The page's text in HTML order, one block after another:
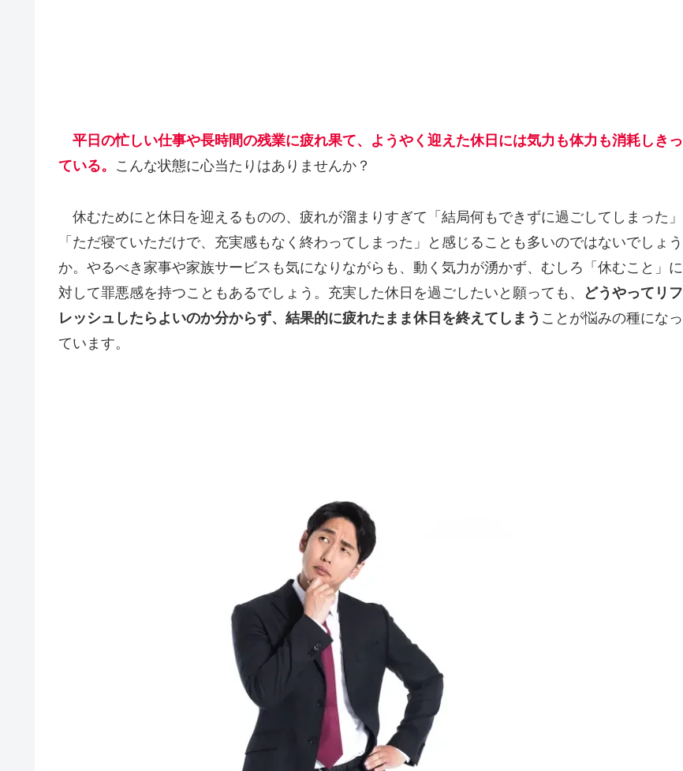
平日の忙しい仕事や長時間の残業に疲れ果て、ようやく迎えた休日には気力も体力も消耗しきっ
ている。 こんな状態に心当たりはありませんか？
休むためにと休日を迎えるものの、疲れが溜まりすぎて「結局何もできずに過ごしてしまった」
「ただ寝ていただけで、充実感もなく終わってしまった」と感じることも多いのではないでしょう
か。やるべき家事や家族サービスも気になりながらも、動く気力が湧かず、むしろ「休むこと」に
対して罪悪感を持つこともあるでしょう。充実した休日を過ごしたいと願っても、
どうやってリフ
レッシュしたらよいのか分からず、結果的に疲れたまま休日を終えてしまう ことが悩みの種になっ
ています。